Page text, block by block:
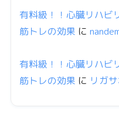
有料級！！心臓リハビ
筋トレの効果 に
有料級！！心臓リハビ
筋トレの効果 に リガ